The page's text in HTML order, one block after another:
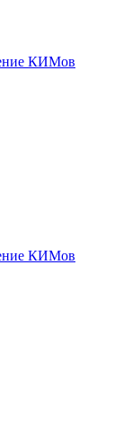
КИМов
КИМов